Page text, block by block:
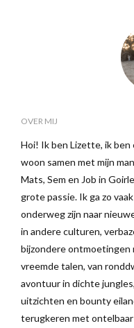
OVER MIJ
Hoi! Ik ben Lizette, ik
woon samen met mijn
Mats, Sem en Job in
grote passie. Ik ga zo
onderweg zijn naar
in andere culturen,
bijzondere ontmoetingen
vreemde talen, van
avontuur in dichte
uitzichten en bounty
terugkeren met